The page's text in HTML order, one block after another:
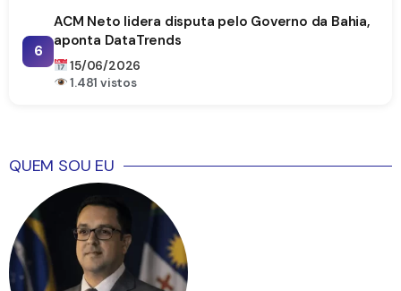
6
ACM Neto lidera disputa pelo Governo da Bahia,
aponta DataTrends
15/06/2026
1.481 vistos
QUEM SOU EU